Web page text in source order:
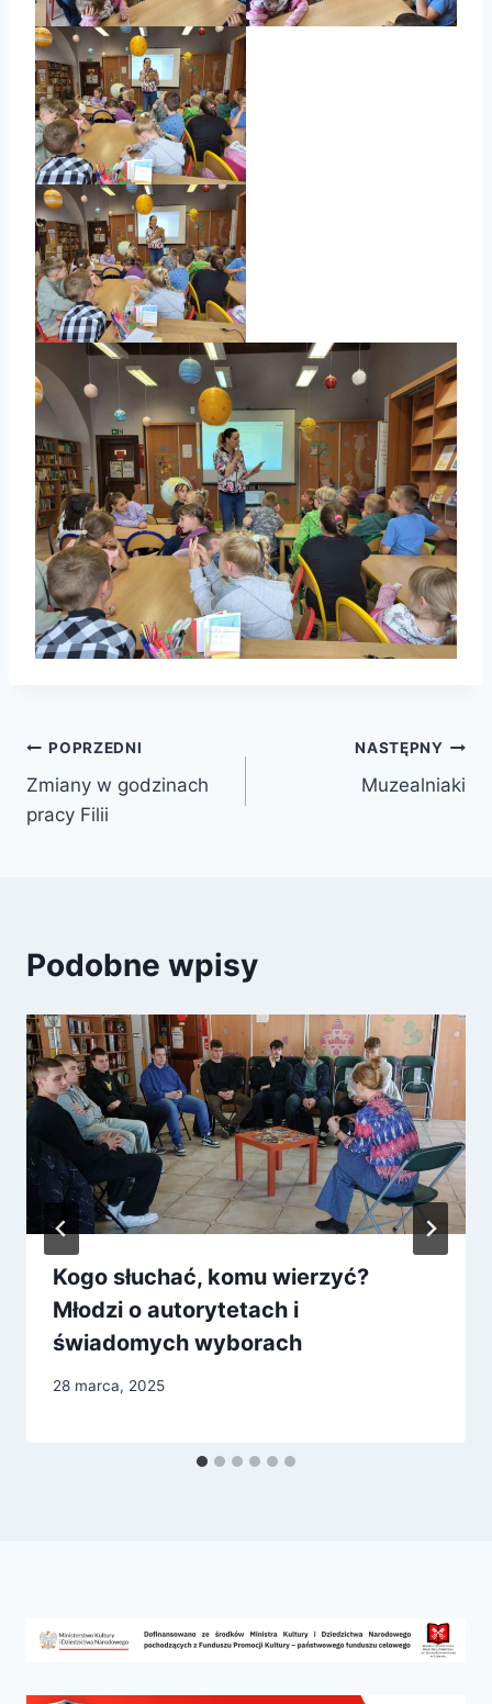
Nawigacja
wpisu
POPRZEDNI
Zmiany w godzinach
pracy Filii
NASTĘPNY
Muzealniaki
Podobne wpisy
Kogo słuchać, komu wierzyć?
Młodzi o autorytetach i
świadomych wyborach
28 marca, 2025